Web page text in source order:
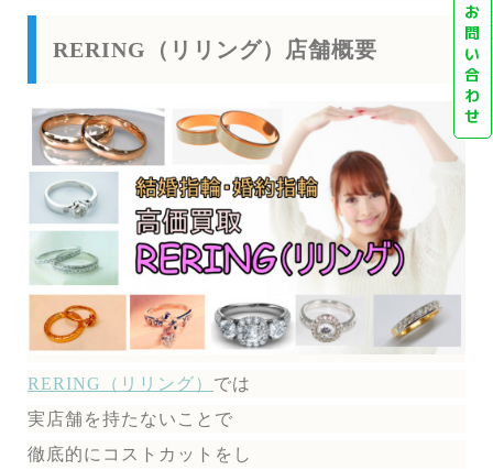
RERING（リリング）店舗概要
RERING（リリング） では
実店舗を持たないことで
徹底的にコストカットをし
お
問
い
合
わ
せ